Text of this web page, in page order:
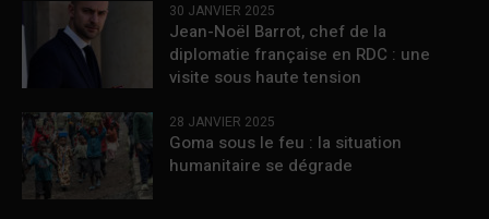
30 JANVIER 2025
Jean-Noël Barrot, chef de la
diplomatie française en RDC : une
visite sous haute tension
28 JANVIER 2025
Goma sous le feu : la situation
humanitaire se dégrade